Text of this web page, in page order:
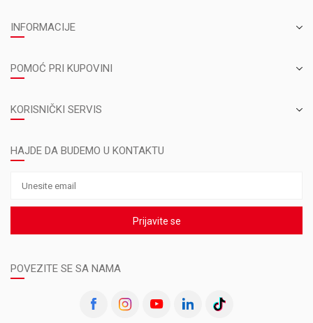
INFORMACIJE
POMOĆ PRI KUPOVINI
KORISNIČKI SERVIS
HAJDE DA BUDEMO U KONTAKTU
Prijavite se
POVEZITE SE SA NAMA